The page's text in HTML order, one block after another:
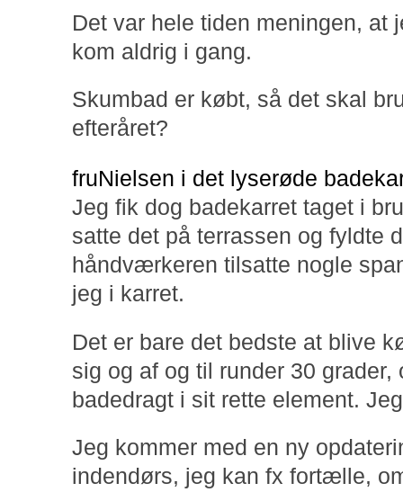
Det var hele tiden meningen, at
kom aldrig i gang.
Skumbad er købt, så det skal
efteråret?
fruNielsen i det lyserøde
Jeg fik dog badekarret taget i
satte det på terrassen og fyldte
håndværkeren tilsatte nogle
jeg i karret.
Det er bare det bedste at blive
sig og af og til runder 30
badedragt i sit rette element.
Jeg kommer med en ny
indendørs, jeg kan fx fortælle,